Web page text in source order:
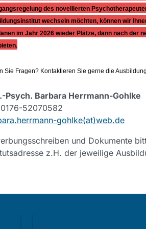
des novellierten
wechseln möchten, können wir
im Jahr 2026 wieder Plätze, dann nach der
Sie Fragen? Kontaktieren Sie gerne die
Psych. Barbara Herrmann-Gohlke
52070582
gohlke(at)web.de
und Dokumente
z.H. der jeweilige